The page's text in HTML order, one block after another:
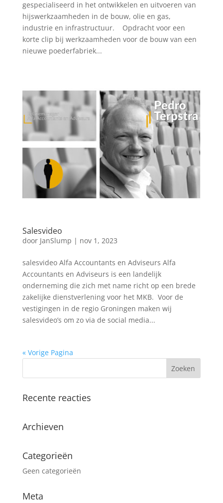
gespecialiseerd in het ontwikkelen en uitvoeren van
hijswerkzaamheden in de bouw, olie en gas,
industrie en infrastructuur. Opdracht voor een
korte clip bij werkzaamheden voor de bouw van een
nieuwe poederfabriek...
Salesvideo
door JanSlump | nov 1, 2023
salesvideo Alfa Accountants en Adviseurs Alfa
Accountants en Adviseurs is een landelijk
onderneming die zich met name richt op een brede
zakelijke dienstverlening voor het MKB. Voor de
vestigingen in de regio Groningen maken wij
salesvideo’s om zo via de social media...
« Vorige Pagina
Recente reacties
Archieven
Categorieën
Geen categorieën
Meta